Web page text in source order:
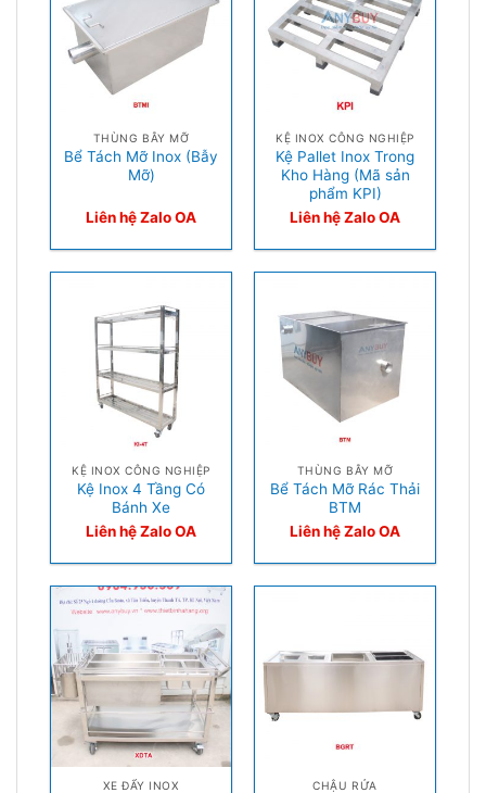
THÙNG BẪY MỠ
Bể Tách Mỡ Inox (Bẫy
Mỡ)
Liên hệ Zalo OA
KỆ INOX CÔNG NGHIỆP
Kệ Pallet Inox Trong
Kho Hàng (Mã sản
phẩm KPI)
Liên hệ Zalo OA
KỆ INOX CÔNG NGHIỆP
Kệ Inox 4 Tầng Có
Bánh Xe
Liên hệ Zalo OA
THÙNG BẪY MỠ
Bể Tách Mỡ Rác Thải
BTM
Liên hệ Zalo OA
XE ĐẨY INOX CHẬU RỬA